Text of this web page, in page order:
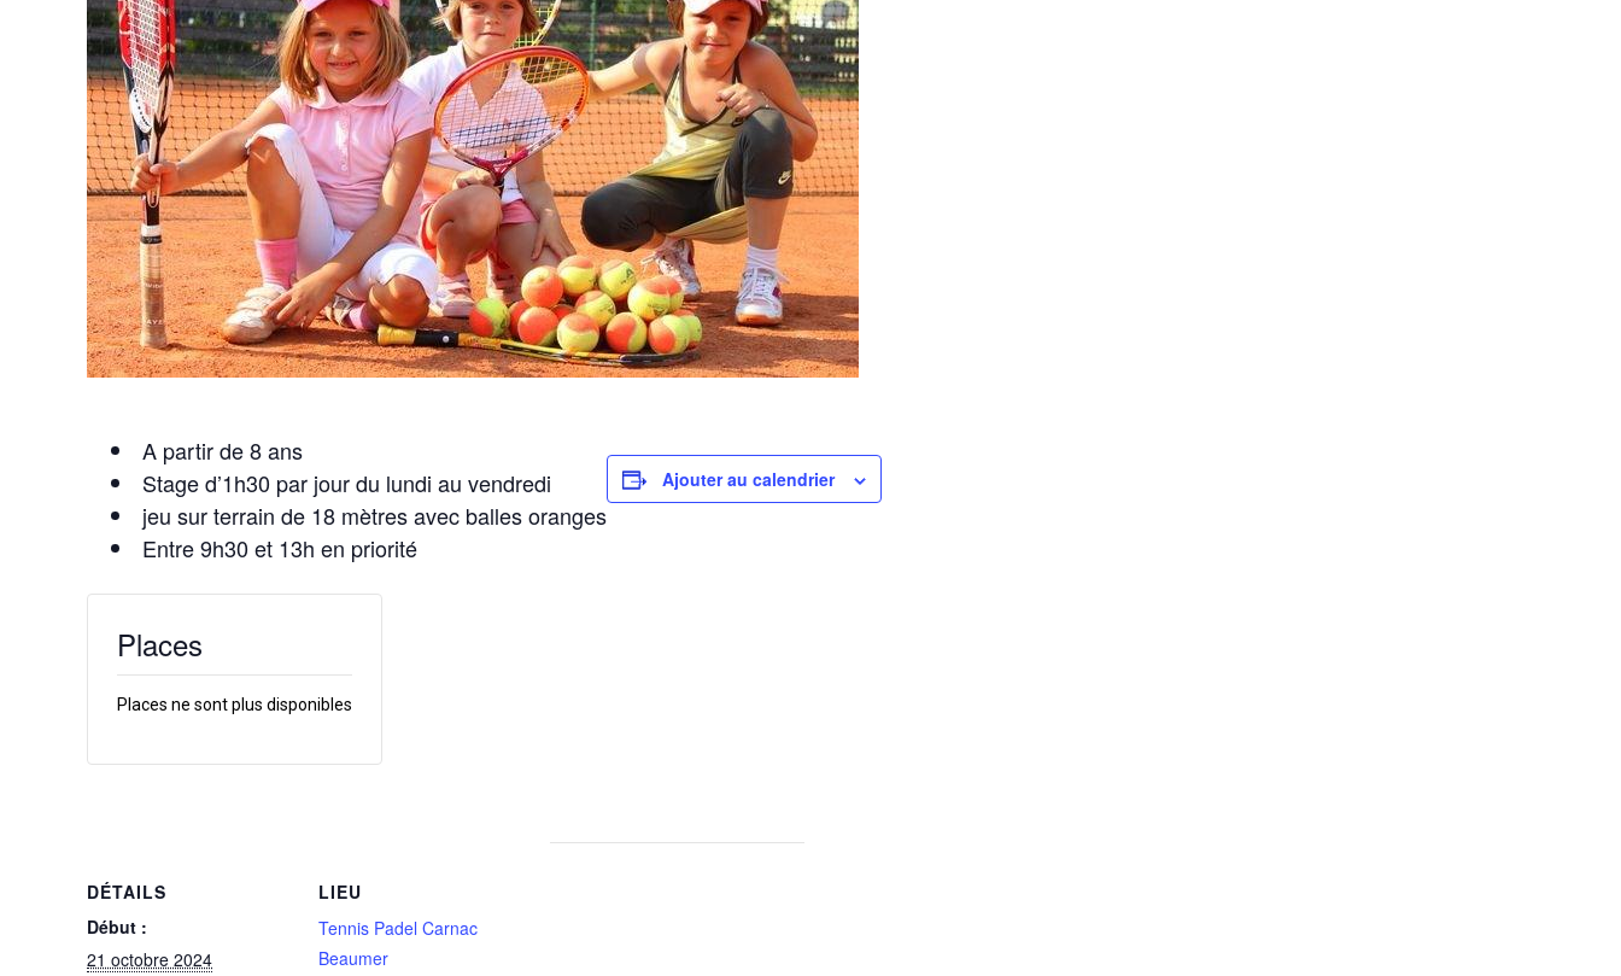
A partir de 8 ans
Stage d’1h30 par jour du lundi au vendredi
jeu sur terrain de 18 mètres avec balles oranges
Entre 9h30 et 13h en priorité
Ajouter au calendrier
DÉTAILS
Début :
21 octobre 2024
LIEU
Tennis Padel Carnac
Beaumer
Places
Places ne sont plus disponibles